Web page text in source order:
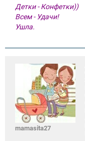
Детки - Конфетки))
Всем - Удачи!
Ушла.
mamasita27